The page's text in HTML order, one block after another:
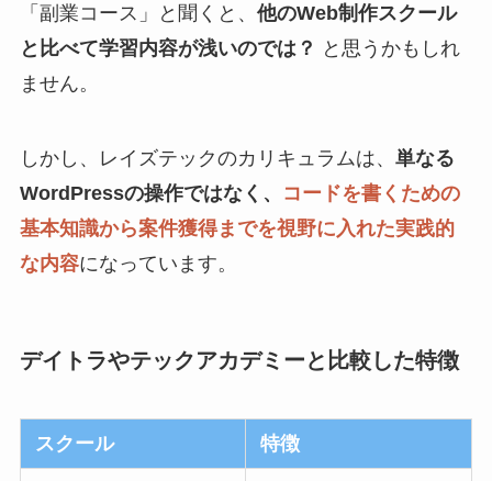
「副業コース」と聞くと、 他のWeb制作スクール
と比べて学習内容が浅いのでは？ と思うかもしれ
ません。
しかし、レイズテックのカリキュラムは、 単なる
WordPressの操作ではなく、
コードを書くための
基本知識から案件獲得までを視野に入れた実践的
な内容になっています。
デイトラやテックアカデミーと比較した特徴
スクール 特徴